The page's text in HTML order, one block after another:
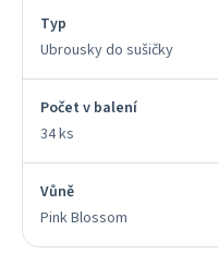
Typ
Ubrousky do sušičky
Počet v balení
34 ks
Vůně
Pink Blossom